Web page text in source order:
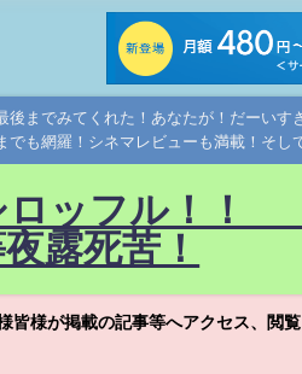
までみてくれた！あなたが！だーい
も網羅！シネマレビューも満載！そし
ロッフル！
露死苦！
皆様が掲載の記事等へアクセス、閲